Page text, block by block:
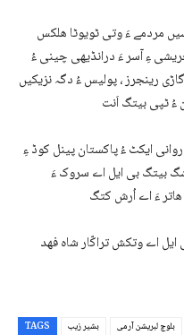
مردمے ءَ وتی ٹویوٹا ھلکس
ءِ آسر ءَ درانڈیھی چینی ءُ
رینجرز ، پولیس ءُ دگہ نزیکیں
ایکٹ ءُ پاکستان پینل کوڈ ءِ
بیتگ بی ایل اے سروک ءَ
اے وتکش تراکّار شاہ فھد
TAGS بشیر زیب بلوچ لبریشن آرمی